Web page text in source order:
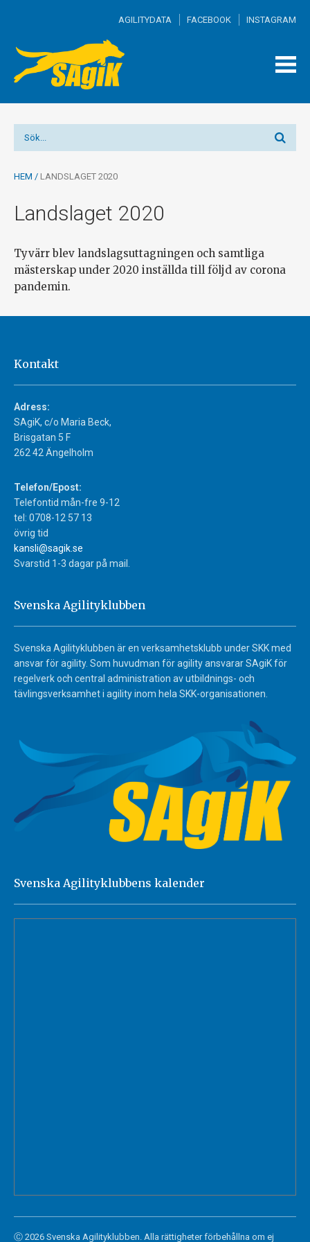
AGILITYDATA FACEBOOK INSTAGRAM
HEM / LANDSLAGET 2020
Landslaget 2020
Tyvärr blev landslagsuttagningen och samtliga
mästerskap under 2020 inställda till följd av corona
pandemin.
Kontakt
Adress:
SAgiK, c/o Maria Beck,
Brisgatan 5 F
262 42 Ängelholm
Telefon/Epost:
Telefontid mån-fre 9-12
tel: 0708-12 57 13
övrig tid
kansli@sagik.se
Svarstid 1-3 dagar på mail.
Svenska Agilityklubben
Svenska Agilityklubben är en verksamhetsklubb under SKK med
ansvar för agility. Som huvudman för agility ansvarar SAgiK för
regelverk och central administration av utbildnings- och
tävlingsverksamhet i agility inom hela SKK-organisationen.
Svenska Agilityklubbens kalender
Ⓒ 2026 Svenska Agilityklubben. Alla rättigheter förbehållna om ej